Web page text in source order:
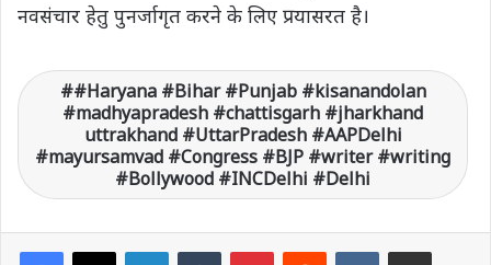
नवसंचार हेतु पुनर्जागृत करने के लिए प्रयासरत है।
#Haryana #Bihar #Punjab #kisanandolan
#madhyapradesh #chattisgarh #jharkhand
uttrakhand #UttarPradesh #AAPDelhi
#mayursamvad #Congress #BJP #writer #writing
#Bollywood #INCDelhi #Delhi
LinkedIn VKontakte